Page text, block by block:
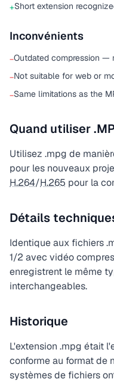
+Short extension
Inconvénients
−Outdated compression —
−Not suitable for web or
−Same limitations as the
Quand utiliser
Utilisez .mpg de
pour les nouveaux
H.264/H.265 pour la
Détails
Identique aux fichiers
1/2 avec vidéo
enregistrent le même
interchangeables.
Historique
L'extension .mpg était
conforme au format de
systèmes de fichiers